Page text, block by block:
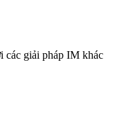
các giải pháp IM khác